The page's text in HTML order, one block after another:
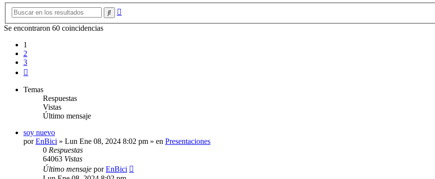
Buscar
Se encontraron 60 coincidencias
1
2
3
Temas
Respuestas
Vistas
Último mensaje
soy nuevo
porEnBici » Lun Ene 08, 2024 8:02 pm » en Presentaciones
0 Respuestas
64063 Vistas
Último mensaje porEnBici